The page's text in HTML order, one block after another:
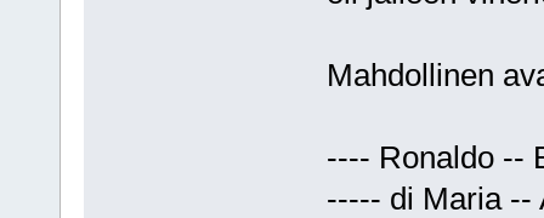
Mahdollinen
---- Ronaldo --
----- di Maria --